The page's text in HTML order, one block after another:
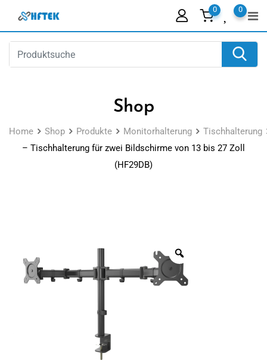
content
0
0
Shop
Home Shop Produkte Monitorhalterung
Tischhalterung
– Tischhalterung für zwei Bildschirme von 13 bis 27 Zoll
(HF29DB)